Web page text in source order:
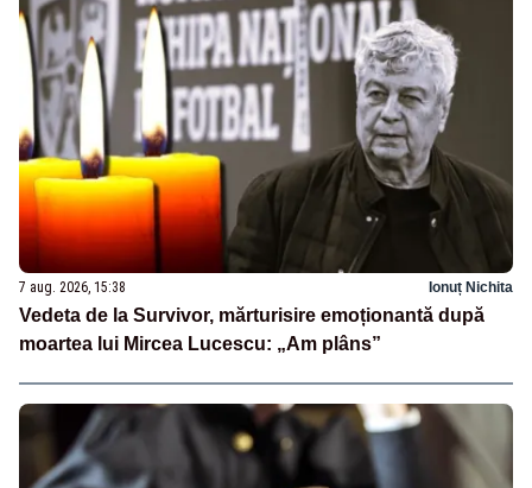
7 aug. 2026, 15:38 Ionuț Nichita
Vedeta de la Survivor, mărturisire emoționantă după
moartea lui Mircea Lucescu: „Am plâns”